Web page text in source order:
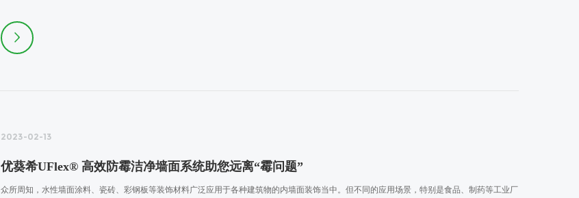
2023-02-13
优葵希UFlex® 高效防霉洁净墙面系统助您远离“霉问题”
众所周知，水性墙面涂料、瓷砖、彩钢板等装饰材料广泛应用于各种建筑物的内墙面装饰当中。但不同的应用场景，特别是食品、制药等工业厂